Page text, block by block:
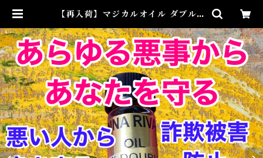
【再入荷】マジカルオイル ダブルク
OSS | Airies Mystical アイリス
ミスティカル マダムアイリスの風
水・本格白魔術